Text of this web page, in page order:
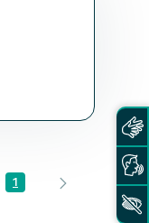
Página
1